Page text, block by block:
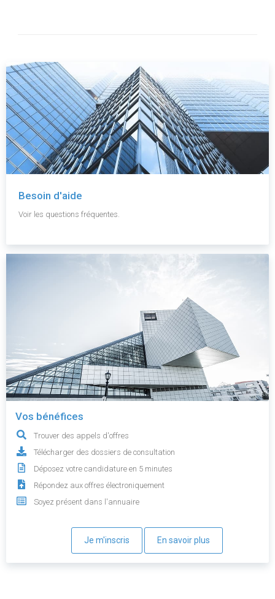
Besoin d'aide
Voir les questions fréquentes.
Vos bénéfices
Trouver des appels d'offres
Télécharger des dossiers de consultation
Déposez votre candidature en 5 minutes
Répondez aux offres électroniquement
Soyez présent dans l'annuaire
Je m'inscris En savoir plus